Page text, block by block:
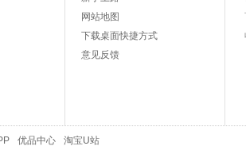
网站地图
下载桌面快捷方式
意见反馈
优品中心 淘宝U站